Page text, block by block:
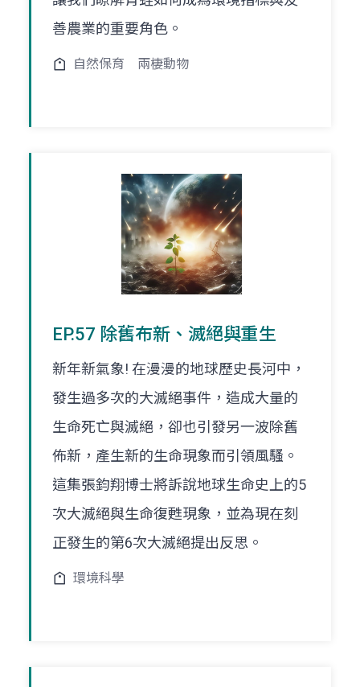
善農業的重要角色。
自然保育 兩棲動物
EP.57 除舊布新、滅絕與重生
新年新氣象! 在漫漫的地球歷史長河中，
發生過多次的大滅絕事件，造成大量的
生命死亡與滅絕，卻也引發另一波除舊
佈新，產生新的生命現象而引領風騷。
這集張鈞翔博士將訴說地球生命史上的5
次大滅絕與生命復甦現象，並為現在刻
正發生的第6次大滅絕提出反思。
環境科學